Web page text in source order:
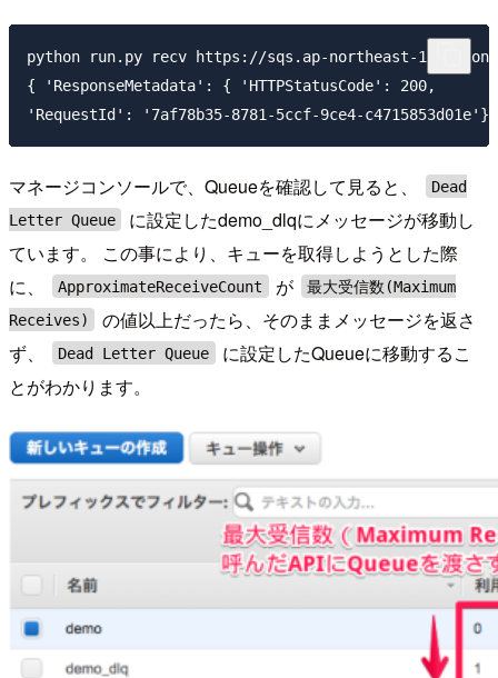
python run.py recv https://sqs.ap-northeast-
{ 'ResponseMetadata': { 'HTTPStatusCode': 200,
マネージコンソールで、Queueを確認して見ると、
Dead
Letter Queue
に設定したdemo_dlqにメッセージが移動し
ています。 この事により、キューを取得しようとした際
に、
ApproximateReceiveCount が
最大受信数(Maximum
Receives)
の値以上だったら、そのままメッセージを返さ
ず、
Dead Letter Queue
に設定したQueueに移動するこ
とがわかります。